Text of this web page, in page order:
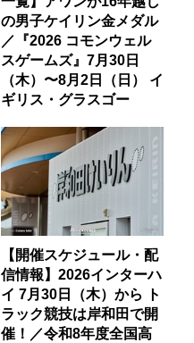
の男子ケイリン金メダル
／『2026 コモンウェル
スゲームズ』7月30日
（木）〜8月2日（日） イ
ギリス・グラスゴー
【開催スケジュール・配
信情報】2026インターハ
イ 7月30日（木）から ト
ラック競技は岸和田で開
催！／令和8年度全国高